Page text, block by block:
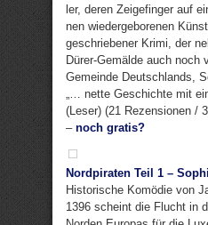
ler, de­ren Zei­ge­fin­ger auf
nen wie­der­ge­bo­re­nen
geschriebener Krimi, der
Dürer-Gemälde auch noch
Gemeinde Deutschlands,
„… nette Geschichte mit
(Leser) (21 Rezensionen /
– noch gratis?
Nordpiraten Teil 1 –
Historische Komödie von
1396 scheint die Flucht in